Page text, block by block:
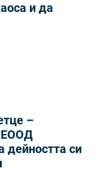
и да
–
ЕООД
дейността си